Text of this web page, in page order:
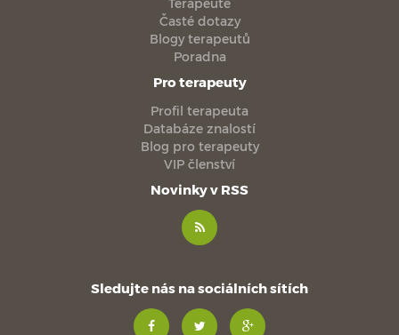
Terapeuté
Časté dotazy
Blogy terapeutů
Poradna
Pro terapeuty
Profil terapeuta
Databáze znalostí
Blog pro terapeuty
VIP členství
Novinky v RSS
Sledujte nás na sociálních sítích